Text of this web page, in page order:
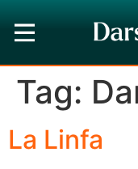
Tag:
La Linfa